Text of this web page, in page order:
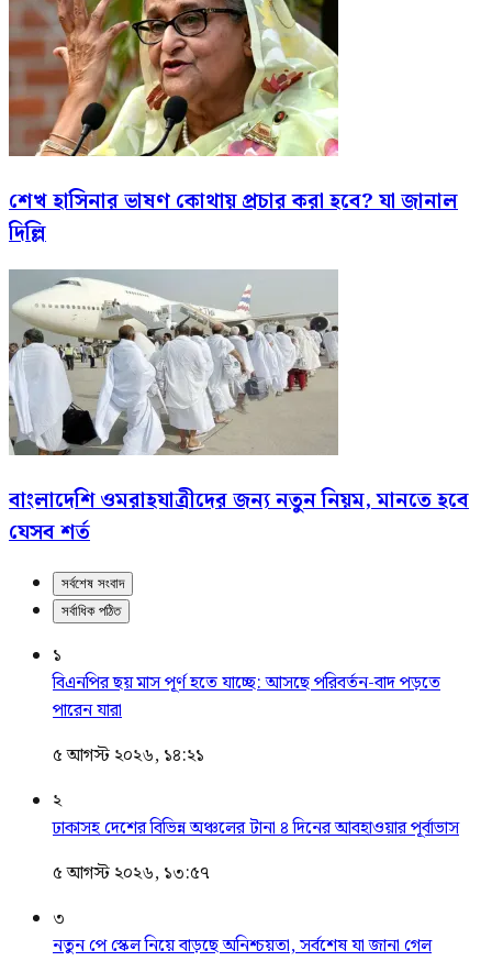
শেখ হাসিনার ভাষণ কোথায় প্রচার করা হবে? যা জানাল
দিল্লি
বাংলাদেশি ওমরাহযাত্রীদের জন্য নতুন নিয়ম, মানতে হবে
যেসব শর্ত
সর্বশেষ সংবাদ
সর্বাধিক পঠিত
১
বিএনপির ছয় মাস পূর্ণ হতে যাচ্ছে: আসছে পরিবর্তন-বাদ পড়তে
পারেন যারা
৫ আগস্ট ২০২৬, ১৪:২১
২
ঢাকাসহ দেশের বিভিন্ন অঞ্চলের টানা ৪ দিনের আবহাওয়ার পূর্বাভাস
৫ আগস্ট ২০২৬, ১৩:৫৭
৩
নতুন পে স্কেল নিয়ে বাড়ছে অনিশ্চয়তা, সর্বশেষ যা জানা গেল